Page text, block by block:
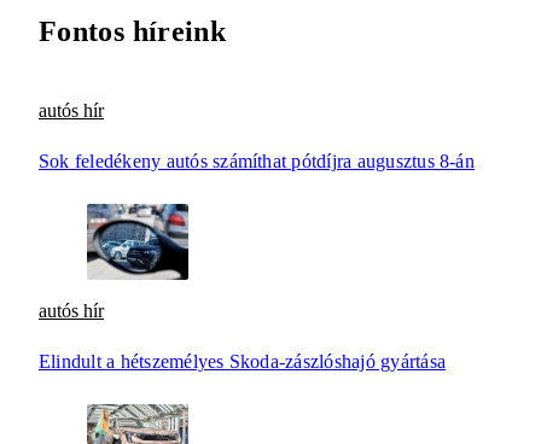
Fontos híreink
autós hír
Sok feledékeny autós számíthat pótdíjra augusztus 8-án
autós hír
Elindult a hétszemélyes Skoda-zászlóshajó gyártása